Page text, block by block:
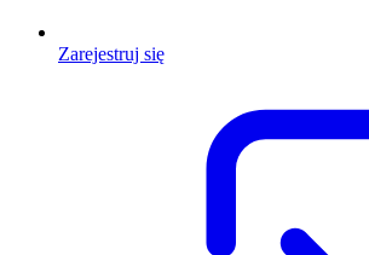
Zarejestruj się